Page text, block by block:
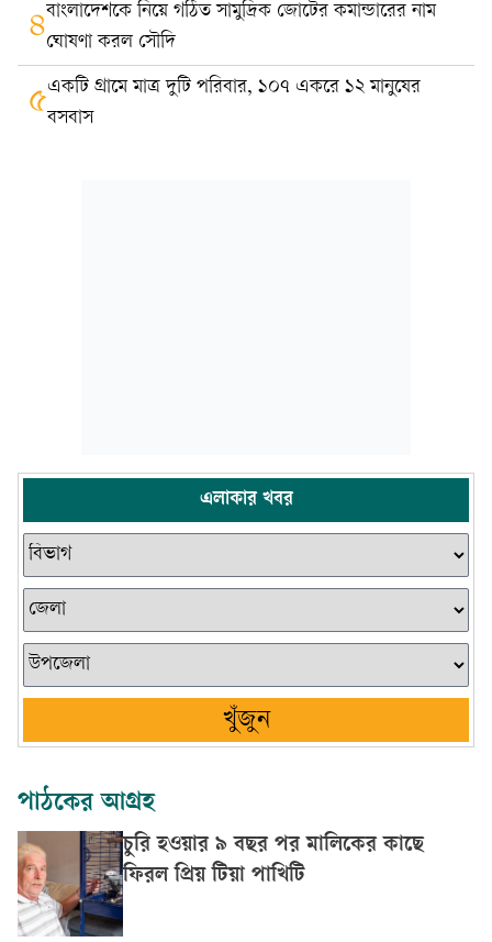
৪বাংলাদেশকে নিয়ে গঠিত সামুদ্রিক জোটের কমান্ডারের নাম
ঘোষণা করল সৌদি
৫একটি গ্রামে মাত্র দুটি পরিবার, ১০৭ একরে ১২ মানুষের
বসবাস
এলাকার খবর
খুঁজুন
পাঠকের আগ্রহ
চুরি হওয়ার ৯ বছর পর মালিকের কাছে
ফিরল প্রিয় টিয়া পাখিটি